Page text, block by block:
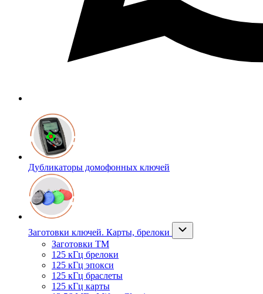
Дубликаторы домофонных ключей
Заготовки ключей. Карты, брелоки
Заготовки ТМ
125 кГц брелоки
125 кГц эпокси
125 кГц браслеты
125 кГц карты